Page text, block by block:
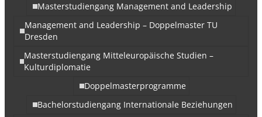
Masterstudiengang Management and Leadership
Management and Leadership – Doppelmaster TU
Dresden
Masterstudiengang Mitteleuropäische Studien –
Kulturdiplomatie
Doppelmasterprogramme
Bachelorstudiengang Internationale Beziehungen